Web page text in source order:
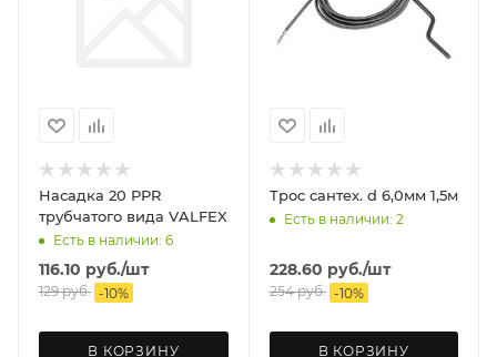
Насадка 20 PPR
трубчатого вида VALFEX
Есть в наличии: 6
116.10 руб./шт
129руб. -10%
В КОРЗИНУ
Трос сантех. d 6,0мм 1,5м
Есть в наличии: 2
228.60 руб./шт
254руб. -10%
В КОРЗИНУ